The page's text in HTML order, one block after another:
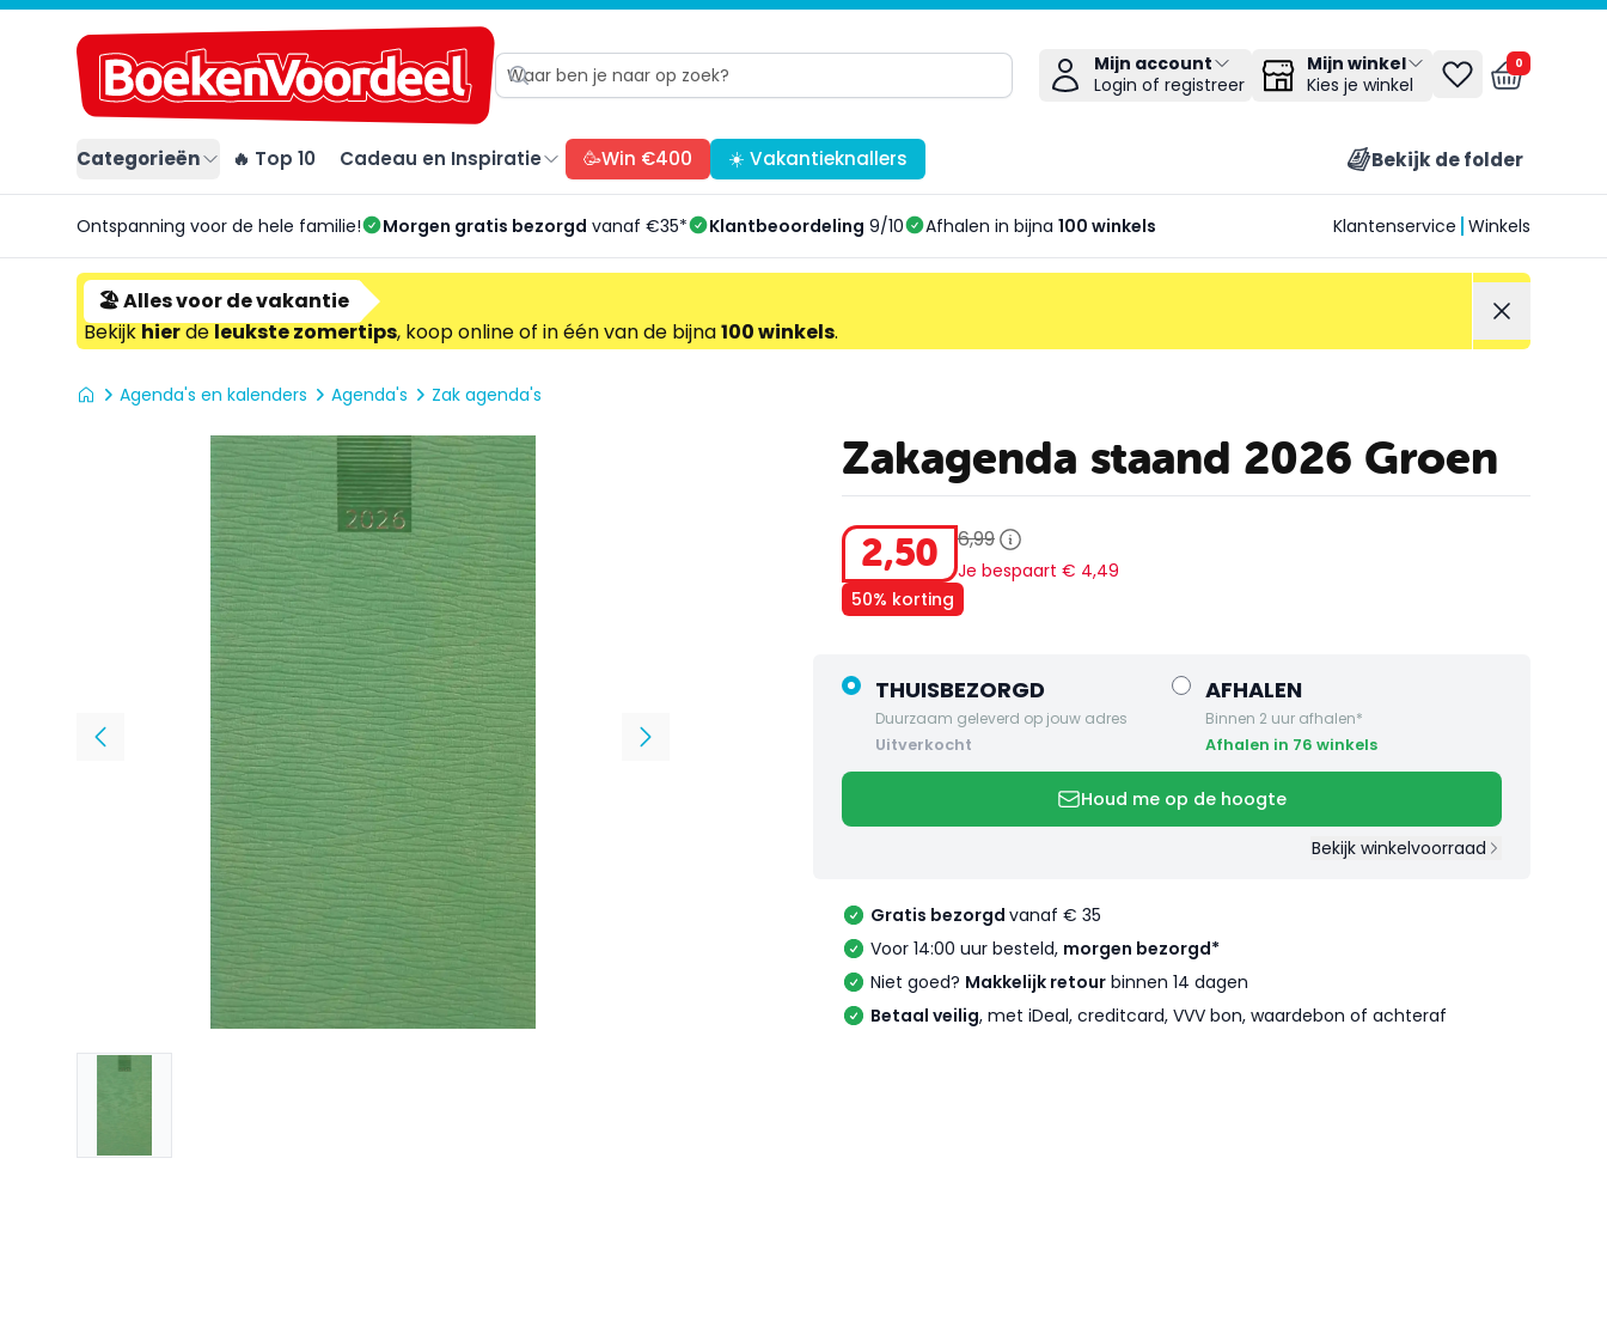
Mijn account
Login of registreer
Mijn winkel
Kies je winkel
0
Categorieën 🔥 Top 10 Cadeau en Inspiratie 🥳Win €400 ☀️ Vakantieknallers Bekijk de folder
Ontspanning voor de hele familie! Morgen gratis bezorgd vanaf €35* Klantbeoordeling 9/10 Afhalen in bijna 100 winkels Klantenservice Winkels
🏖️ Alles voor de vakantie
Bekijkhierdeleukste zomertips, koop online of in één van de bijna100 winkels.
Agenda's en kalenders Agenda's Zak agenda's
Zakagenda staand 2026 Groen
2,50 6,99
Je bespaart € 4,49
50% korting
THUISBEZORGD
Duurzaam geleverd op jouw adres
uitverkocht
AFHALEN
Binnen 2 uur afhalen*
Afhalen in 76 winkels
Houd me op de hoogte
Bekijk winkelvoorraad
Gratis bezorgd vanaf € 35
Voor 14:00 uur besteld, morgen bezorgd*
Niet goed? Makkelijk retour binnen 14 dagen
Betaal veilig, met iDeal, creditcard, VVV bon, waardebon of achteraf